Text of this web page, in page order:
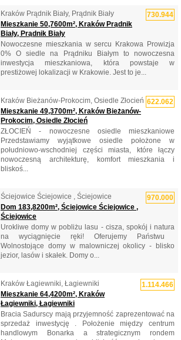
730.944
Kraków Prądnik Biały, Prądnik Biały
Mieszkanie 50,7600m², Kraków Prądnik
Biały, Prądnik Biały
Nowoczesne mieszkania w sercu Krakowa Prowizja
0% O siedle na Prądniku Białym to nowoczesna
inwestycja mieszkaniowa, która powstaje w
prestiżowej lokalizacji w Krakowie. Jest to je...
622.062
Kraków Bieżanów-Prokocim, Osiedle Złocień
Mieszkanie 49,3700m², Kraków Bieżanów-
Prokocim, Osiedle Złocień
ZŁOCIEŃ - nowoczesne osiedle mieszkaniowe
Przedstawiamy wyjątkowe osiedle położone w
południowo-wschodniej części miasta, które łączy
nowoczesną architekturę, komfort mieszkania i
bliskoś...
970.000
Ściejowice Ściejowice , Ściejowice
Dom 183,8200m², Ściejowice Ściejowice ,
Ściejowice
Urokliwe domy w pobliżu lasu - cisza, spokój i natura
na wyciągnięcie ręki! Oferujemy Państwu ​​
Wolnostojące domy w malowniczej okolicy - blisko
jezior, lasów i skałek. Domy o...
1.114.466
Kraków Łagiewniki, Łagiewniki
Mieszkanie 64,4200m², Kraków
Łagiewniki, Łagiewniki
Bracia Sadurscy mają przyjemność zaprezentować na
sprzedaż inwestycję . Położenie między centrum
handlowym Bonarka a strategicznym rondem